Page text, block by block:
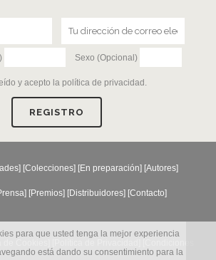
Sexo (Opcional)
y acepto la política de privacidad .
] [Colecciones] [En preparación] [Autores]
] [Premios] [Distribuidores] [Contacto]
para que usted tenga la mejor experiencia
está dando su consentimiento para la